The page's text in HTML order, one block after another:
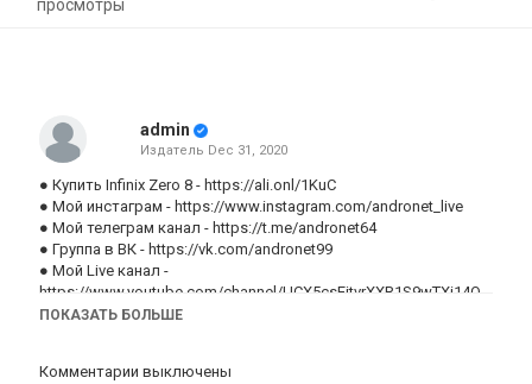
просмотры
admin
Издатель Dec 31, 2020
● Купить Infinix Zero 8 - https://ali.onl/1KuC
● Мой инстаграм - https://www.instagram.com/andronet_live
● Мой телеграм канал - https://t.me/andronet64
● Группа в ВК - https://vk.com/andronet99
● Мой Live канал -
https://www.youtube.com/channel/UCX5csEjtvrXXR1S9wTXi14Q
*********************************************************************
v=DLpxnaN3jOc&t=3s
ПОКАЗАТЬ БОЛЬШЕ
Комментарии выключены